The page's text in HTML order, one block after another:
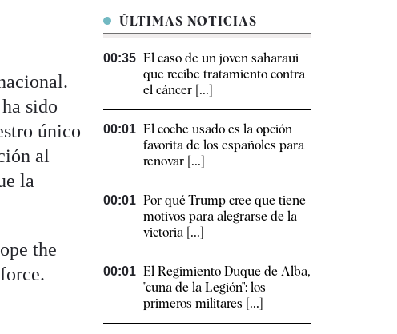
sido
único
al
la
the
ÚLTIMAS NOTICIAS
00:35 El caso de un joven saharaui
que recibe tratamiento contra
el cáncer [...]
00:01 El coche usado es la opción
favorita de los españoles para
renovar [...]
00:01 Por qué Trump cree que tiene
motivos para alegrarse de la
victoria [...]
00:01 El Regimiento Duque de Alba,
"cuna de la Legión": los
primeros militares [...]